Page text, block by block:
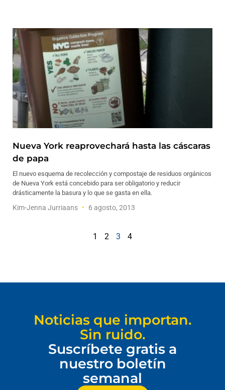
Nueva York reaprovechará hasta las cáscaras
de papa
El nuevo esquema de recolección y compostaje de residuos orgánicos
de Nueva York está concebido para ser obligatorio y reducir
drásticamente la basura y lo que se gasta en ella.
Kim-Jenna Jurriaans 6 agosto, 2013
1 2 3 4
Noticias que importan.
Sin ruido.
Suscríbete gratis a
nuestro boletín
semanal